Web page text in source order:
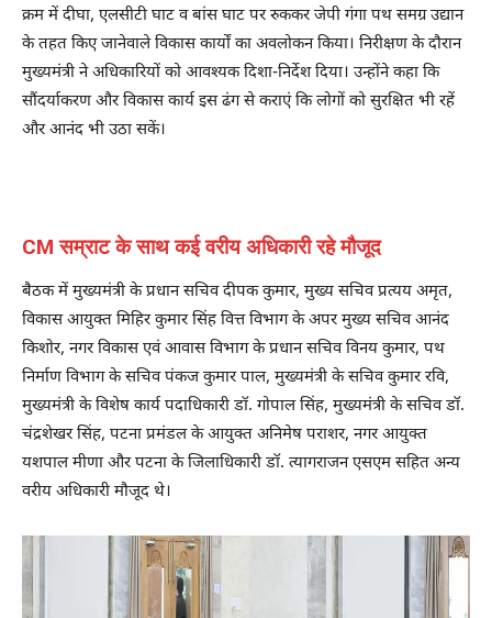
क्रम में दीघा, एलसीटी घाट व बांस घाट पर रुककर जेपी गंगा पथ समग्र उद्यान
के तहत किए जानेवाले विकास कार्यों का अवलोकन किया। निरीक्षण के दौरान
मुख्यमंत्री ने अधिकारियों को आवश्यक दिशा-निर्देश दिया। उन्होंने कहा कि
सौंदर्याकरण और विकास कार्य इस ढंग से कराएं कि लोगों को सुरक्षित भी रहें
और आनंद भी उठा सकें।
CM सम्राट के साथ कई वरीय अधिकारी रहे मौजूद
बैठक में मुख्यमंत्री के प्रधान सचिव दीपक कुमार, मुख्य सचिव प्रत्यय अमृत,
विकास आयुक्त मिहिर कुमार सिंह वित्त विभाग के अपर मुख्य सचिव आनंद
किशोर, नगर विकास एवं आवास विभाग के प्रधान सचिव विनय कुमार, पथ
निर्माण विभाग के सचिव पंकज कुमार पाल, मुख्यमंत्री के सचिव कुमार रवि,
मुख्यमंत्री के विशेष कार्य पदाधिकारी डॉ. गोपाल सिंह, मुख्यमंत्री के सचिव डॉ.
चंद्रशेखर सिंह, पटना प्रमंडल के आयुक्त अनिमेष पराशर, नगर आयुक्त
यशपाल मीणा और पटना के जिलाधिकारी डॉ. त्यागराजन एसएम सहित अन्य
वरीय अधिकारी मौजूद थे।